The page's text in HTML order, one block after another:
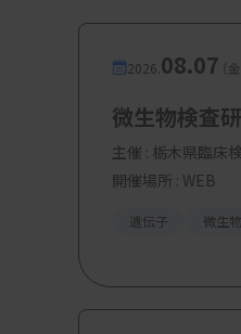
2026. 08.07（金
微生物検査
主催 : 栃木県臨床
開催場所 : WEB
遺伝子 微生物